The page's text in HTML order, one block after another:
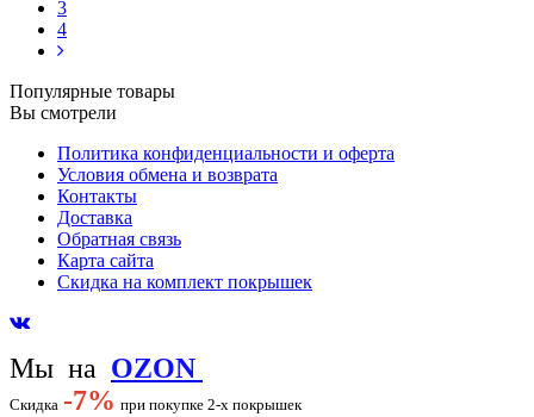
3
4
Популярные товары
Вы смотрели
Политика конфиденциальности и оферта
Условия обмена и возврата
Контакты
Доставка
Обратная связь
Карта сайта
Скидка на комплект покрышек
Мы на OZON
Скидка -7% при покупке 2-х покрышек